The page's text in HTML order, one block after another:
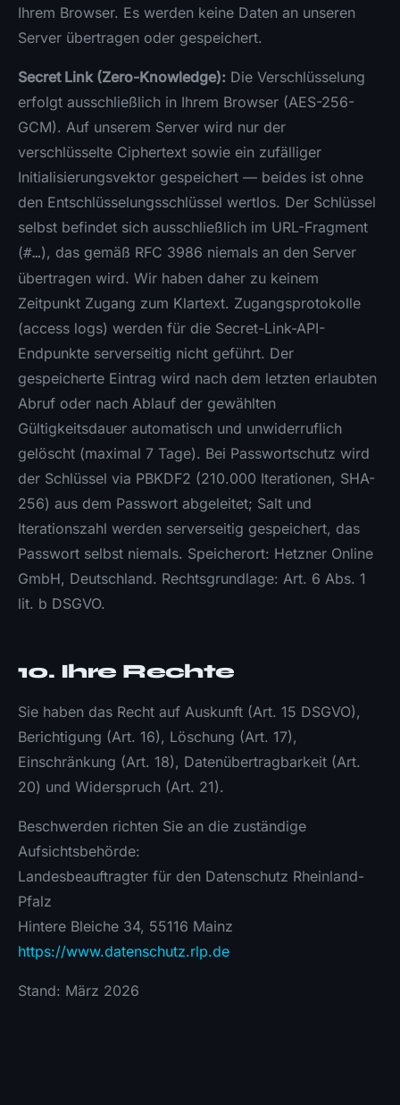
Ihrem Browser. Es werden keine Daten an unseren
Server übertragen oder gespeichert.
Secret Link (Zero-Knowledge): Die Verschlüsselung
erfolgt ausschließlich in Ihrem Browser (AES-256-
GCM). Auf unserem Server wird nur der
verschlüsselte Ciphertext sowie ein zufälliger
Initialisierungsvektor gespeichert — beides ist ohne
den Entschlüsselungsschlüssel wertlos. Der Schlüssel
selbst befindet sich ausschließlich im URL-Fragment
(#…), das gemäß RFC 3986 niemals an den Server
übertragen wird. Wir haben daher zu keinem
Zeitpunkt Zugang zum Klartext. Zugangsprotokolle
(access logs) werden für die Secret-Link-API-
Endpunkte serverseitig nicht geführt. Der
gespeicherte Eintrag wird nach dem letzten erlaubten
Abruf oder nach Ablauf der gewählten
Gültigkeitsdauer automatisch und unwiderruflich
gelöscht (maximal 7 Tage). Bei Passwortschutz wird
der Schlüssel via PBKDF2 (210.000 Iterationen, SHA-
256) aus dem Passwort abgeleitet; Salt und
Iterationszahl werden serverseitig gespeichert, das
Passwort selbst niemals. Speicherort: Hetzner Online
GmbH, Deutschland. Rechtsgrundlage: Art. 6 Abs. 1
lit. b DSGVO.
10. Ihre Rechte
Sie haben das Recht auf Auskunft (Art. 15 DSGVO),
Berichtigung (Art. 16), Löschung (Art. 17),
Einschränkung (Art. 18), Datenübertragbarkeit (Art.
20) und Widerspruch (Art. 21).
Beschwerden richten Sie an die zuständige
Aufsichtsbehörde:
Landesbeauftragter für den Datenschutz Rheinland-
Pfalz
Hintere Bleiche 34, 55116 Mainz
https://www.datenschutz.rlp.de
Stand: März 2026